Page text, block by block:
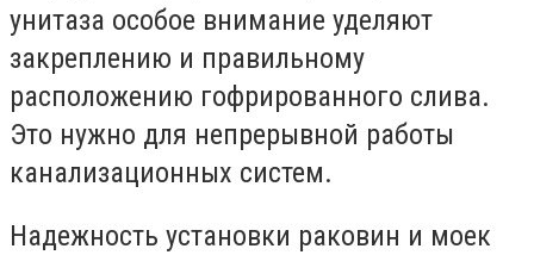
унитаза особое внимание уделяют
закреплению и правильному
расположению гофрированного слива.
Это нужно для непрерывной работы
канализационных систем.
Надежность установки раковин и моек